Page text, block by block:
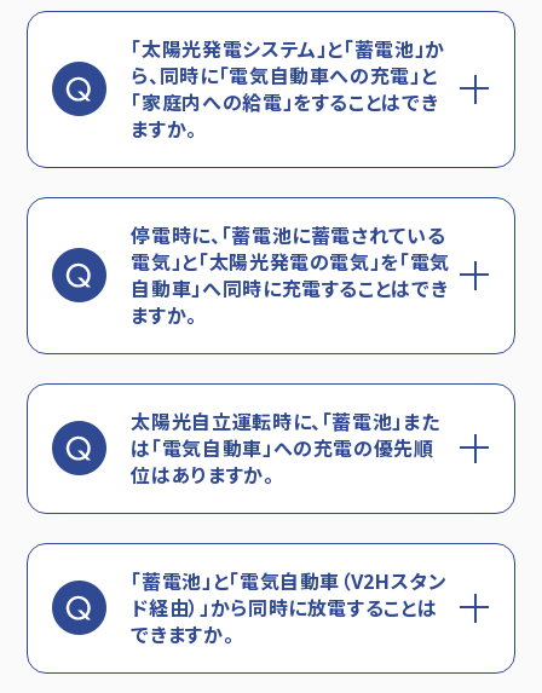
「太陽光発電システム」と「蓄電池」か
ら、同時に「電気自動車への充電」と
「家庭内への給電」をすることはでき
ますか。
停電時に、「蓄電池に蓄電されている
電気」と「太陽光発電の電気」を「電気
自動車」へ同時に充電することはでき
ますか。
太陽光自立運転時に、「蓄電池」また
は「電気自動車」への充電の優先順
位はありますか。
「蓄電池」と「電気自動車（V2Hスタン
ド経由）」から同時に放電することは
できますか。